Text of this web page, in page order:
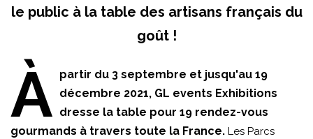
le public à la table des artisans français du
goût !
À partir du 3 septembre et jusqu'au 19
décembre 2021, GL events Exhibitions
dresse la table pour 19 rendez-vous
gourmands à travers toute la France. Les Parcs